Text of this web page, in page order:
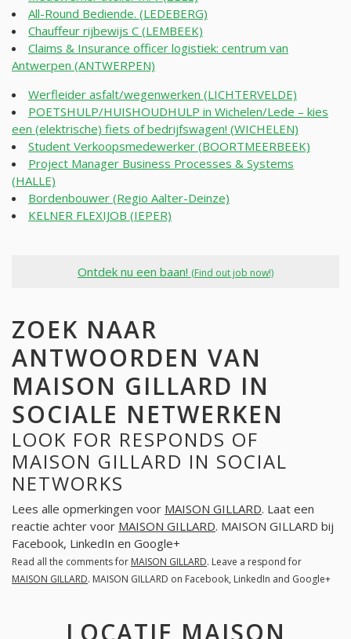
All-Round Bediende. (LEDEBERG)
Chauffeur rijbewijs C (LEMBEEK)
Claims & Insurance officer logistiek: centrum van
Antwerpen (ANTWERPEN)
Werfleider asfalt/wegenwerken (LICHTERVELDE)
POETSHULP/HUISHOUDHULP in Wichelen/Lede – kies
een (elektrische) fiets of bedrijfswagen! (WICHELEN)
Student Verkoopsmedewerker (BOORTMEERBEEK)
Project Manager Business Processes & Systems
(HALLE)
Bordenbouwer (Regio Aalter-Deinze)
KELNER FLEXIJOB (IEPER)
Ontdek nu een baan! (Find out job now!)
ZOEK NAAR
ANTWOORDEN VAN
MAISON GILLARD IN
SOCIALE NETWERKEN
LOOK FOR RESPONDS OF
MAISON GILLARD IN SOCIAL
NETWORKS
Lees alle opmerkingen voor MAISON GILLARD. Laat een
reactie achter voor MAISON GILLARD. MAISON GILLARD bij
Facebook, LinkedIn en Google+
Read all the comments for MAISON GILLARD. Leave a respond for
MAISON GILLARD. MAISON GILLARD on Facebook, LinkedIn and Google+
LOCATIE MAISON